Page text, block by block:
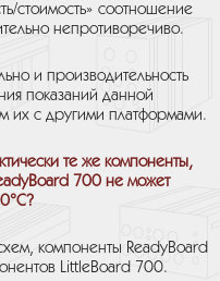
стоимость» соотношение
непротиворечиво.
и производительность
показаний данной
их с другими платформами.
те же компоненты,
700 не может
компоненты ReadyBoard
LittleBoard 700.